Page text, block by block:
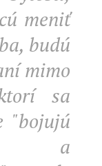
meniť
budú
mimo
sa
"bojujú
a